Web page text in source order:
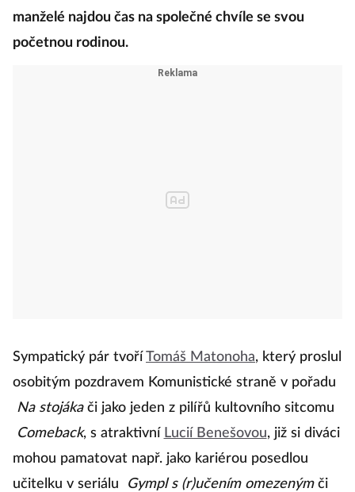
manželé najdou čas na společné chvíle se svou
početnou rodinou.
Sympatický pár tvoří Tomáš Matonoha, který proslul
osobitým pozdravem Komunistické straně v pořadu
Na stojákači jako jeden z pilířů kultovního sitcomu
Comeback, s atraktivní Lucií Benešovou, již si diváci
mohou pamatovat např. jako kariérou posedlou
učitelku v seriálu
Gympl s (r)učením omezenýmči